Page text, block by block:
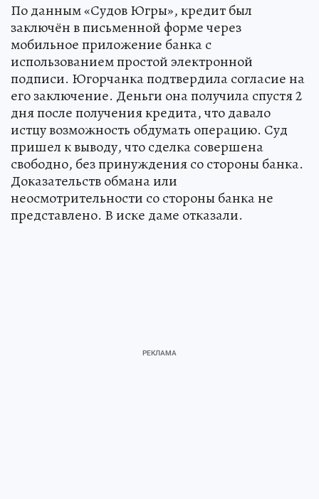
По данным «Судов Югры», кредит был
заключён в письменной форме через
мобильное приложение банка с
использованием простой электронной
подписи. Югорчанка подтвердила согласие на
его заключение. Деньги она получила спустя 2
дня после получения кредита, что давало
истцу возможность обдумать операцию. Суд
пришел к выводу, что сделка совершена
свободно, без принуждения со стороны банка.
Доказательств обмана или
неосмотрительности со стороны банка не
представлено. В иске даме отказали.